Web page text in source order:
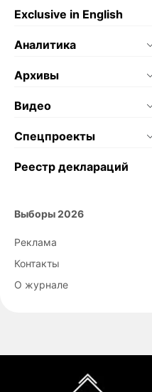
Exclusive in English
Аналитика
Архивы
Видео
Спецпроекты
Реестр деклараций
Выборы 2026
Реклама
Контакты
О журнале